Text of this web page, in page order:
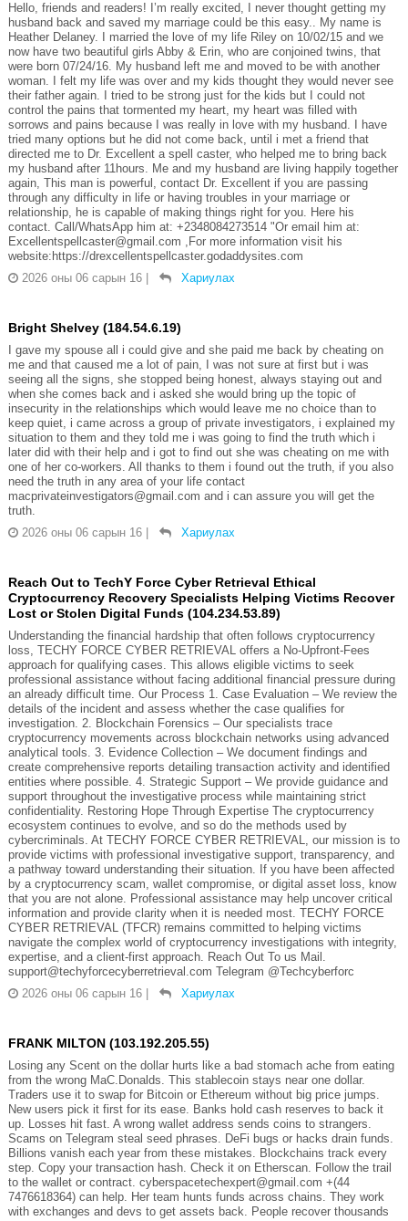
Hello, friends and readers! I’m really excited, I never thought getting my
husband back and saved my marriage could be this easy.. My name is
Heather Delaney. I married the love of my life Riley on 10/02/15 and we
now have two beautiful girls Abby & Erin, who are conjoined twins, that
were born 07/24/16. My husband left me and moved to be with another
woman. I felt my life was over and my kids thought they would never see
their father again. I tried to be strong just for the kids but I could not
control the pains that tormented my heart, my heart was filled with
sorrows and pains because I was really in love with my husband. I have
tried many options but he did not come back, until i met a friend that
directed me to Dr. Excellent a spell caster, who helped me to bring back
my husband after 11hours. Me and my husband are living happily together
again, This man is powerful, contact Dr. Excellent if you are passing
through any difficulty in life or having troubles in your marriage or
relationship, he is capable of making things right for you. Here his
contact. Call/WhatsApp him at: +2348084273514 "Or email him at:
Excellentspellcaster@gmail.com ,For more information visit his
website:https://drexcellentspellcaster.godaddysites.com
2026 оны 06 сарын 16
Хариулах
Bright Shelvey (184.54.6.19)
I gave my spouse all i could give and she paid me back by cheating on
me and that caused me a lot of pain, I was not sure at first but i was
seeing all the signs, she stopped being honest, always staying out and
when she comes back and i asked she would bring up the topic of
insecurity in the relationships which would leave me no choice than to
keep quiet, i came across a group of private investigators, i explained my
situation to them and they told me i was going to find the truth which i
later did with their help and i got to find out she was cheating on me with
one of her co-workers. All thanks to them i found out the truth, if you also
need the truth in any area of your life contact
macprivateinvestigators@gmail.com and i can assure you will get the
truth.
2026 оны 06 сарын 16
Хариулах
Reach Out to TechY Force Cyber Retrieval Ethical
Cryptocurrency Recovery Specialists Helping Victims Recover
Lost or Stolen Digital Funds (104.234.53.89)
Understanding the financial hardship that often follows cryptocurrency
loss, TECHY FORCE CYBER RETRIEVAL offers a No-Upfront-Fees
approach for qualifying cases. This allows eligible victims to seek
professional assistance without facing additional financial pressure during
an already difficult time. Our Process 1. Case Evaluation – We review the
details of the incident and assess whether the case qualifies for
investigation. 2. Blockchain Forensics – Our specialists trace
cryptocurrency movements across blockchain networks using advanced
analytical tools. 3. Evidence Collection – We document findings and
create comprehensive reports detailing transaction activity and identified
entities where possible. 4. Strategic Support – We provide guidance and
support throughout the investigative process while maintaining strict
confidentiality. Restoring Hope Through Expertise The cryptocurrency
ecosystem continues to evolve, and so do the methods used by
cybercriminals. At TECHY FORCE CYBER RETRIEVAL, our mission is to
provide victims with professional investigative support, transparency, and
a pathway toward understanding their situation. If you have been affected
by a cryptocurrency scam, wallet compromise, or digital asset loss, know
that you are not alone. Professional assistance may help uncover critical
information and provide clarity when it is needed most. TECHY FORCE
CYBER RETRIEVAL (TFCR) remains committed to helping victims
navigate the complex world of cryptocurrency investigations with integrity,
expertise, and a client-first approach. Reach Out To us Mail.
support@techyforcecyberretrieval.com Telegram @Techcyberforc
2026 оны 06 сарын 16
Хариулах
FRANK MILTON (103.192.205.55)
Losing any Scent on the dollar hurts like a bad stomach ache from eating
from the wrong MaC.Donalds. This stablecoin stays near one dollar.
Traders use it to swap for Bitcoin or Ethereum without big price jumps.
New users pick it first for its ease. Banks hold cash reserves to back it
up. Losses hit fast. A wrong wallet address sends coins to strangers.
Scams on Telegram steal seed phrases. DeFi bugs or hacks drain funds.
Billions vanish each year from these mistakes. Blockchains track every
step. Copy your transaction hash. Check it on Etherscan. Follow the trail
to the wallet or contract. cyberspacetechexpert@gmail.com +(44
7476618364) can help. Her team hunts funds across chains. They work
with exchanges and devs to get assets back. People recover thousands